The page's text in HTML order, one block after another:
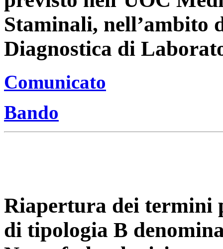
Staminali, nell’ambito
Diagnostica di
Comunicato
Bando
Riapertura dei termini
di tipologia B